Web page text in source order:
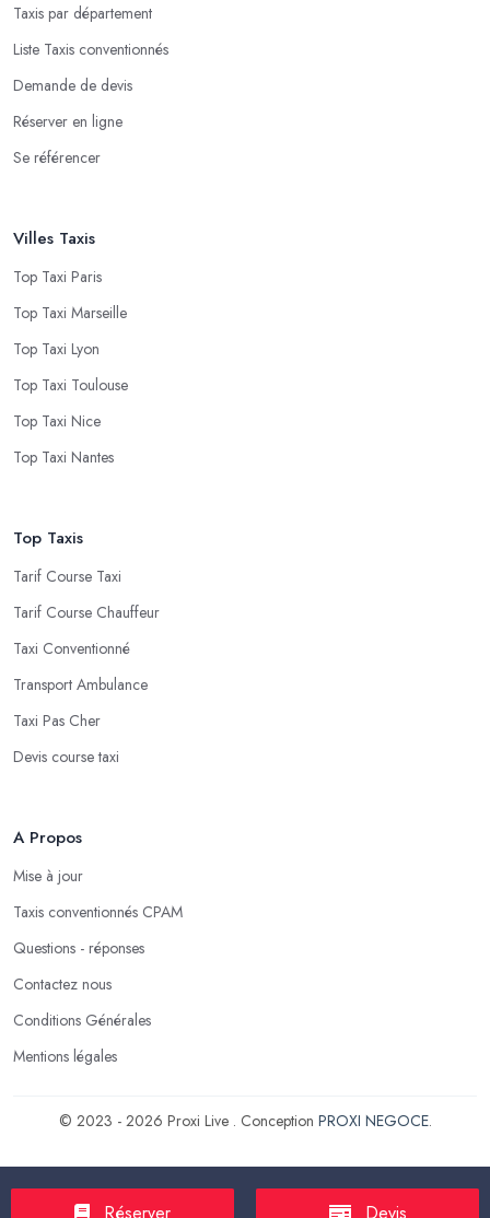
Taxis par département
Liste Taxis conventionnés
Demande de devis
Réserver en ligne
Se référencer
Villes Taxis
Top Taxi Paris
Top Taxi Marseille
Top Taxi Lyon
Top Taxi Toulouse
Top Taxi Nice
Top Taxi Nantes
Top Taxis
Tarif Course Taxi
Tarif Course Chauffeur
Taxi Conventionné
Transport Ambulance
Taxi Pas Cher
Devis course taxi
A Propos
Mise à jour
Taxis conventionnés CPAM
Questions - réponses
Contactez nous
Conditions Générales
Mentions légales
© 2023 - 2026 Proxi Live . Conception PROXI NEGOCE.